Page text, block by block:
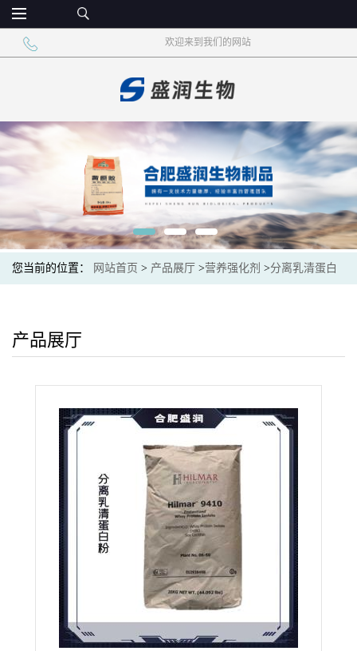
欢迎来到我们的网站
您当前的位置： 网站首页 > 产品展厅 >营养强化剂 >分离乳清蛋白
产品展厅